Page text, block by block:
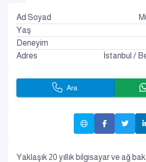
Yaklaşık 20 yıllık bilgisayar ve ağ
Ad Soyad
Yaş
Deneyim
Adres
İstanbul /
Ara